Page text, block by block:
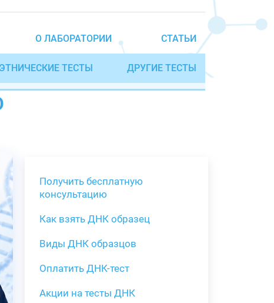
О ЛАБОРАТОРИИ СТАТЬИ
ЭТНИЧЕСКИЕ ТЕСТЫ ДРУГИЕ ТЕСТЫ
Получить бесплатную
консультацию
Как взять ДНК образец
Виды ДНК образцов
Оплатить ДНК-тест
Акции на тесты ДНК